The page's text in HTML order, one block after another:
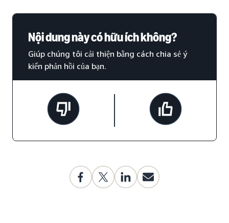
Nội dung này có hữu ích không?
Giúp chúng tôi cải thiện bằng cách chia sẻ ý
kiến phản hồi của bạn.